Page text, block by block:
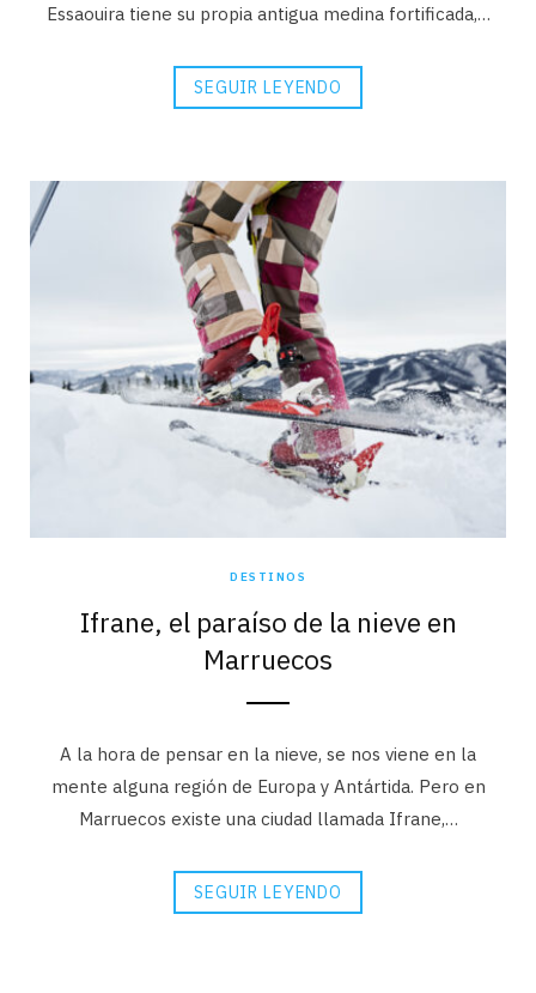
Essaouira tiene su propia antigua medina fortificada,…
SEGUIR LEYENDO
DESTINOS
Ifrane, el paraíso de la nieve en
Marruecos
A la hora de pensar en la nieve, se nos viene en la
mente alguna región de Europa y Antártida. Pero en
Marruecos existe una ciudad llamada Ifrane,…
SEGUIR LEYENDO